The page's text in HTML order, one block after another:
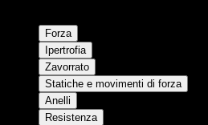
Forza
Ipertrofia
Zavorrato
Statiche e movimenti di forza
Anelli
Resistenza